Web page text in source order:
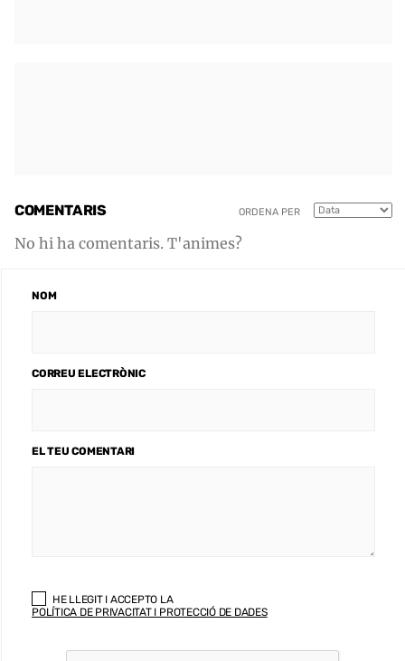
COMENTARIS ORDENA PER
No hi ha comentaris. T'animes?
NOM
CORREU ELECTRÒNIC
EL TEU COMENTARI
HE LLEGIT I ACCEPTO LA
POLÍTICA DE PRIVACITAT I PROTECCIÓ DE DADES